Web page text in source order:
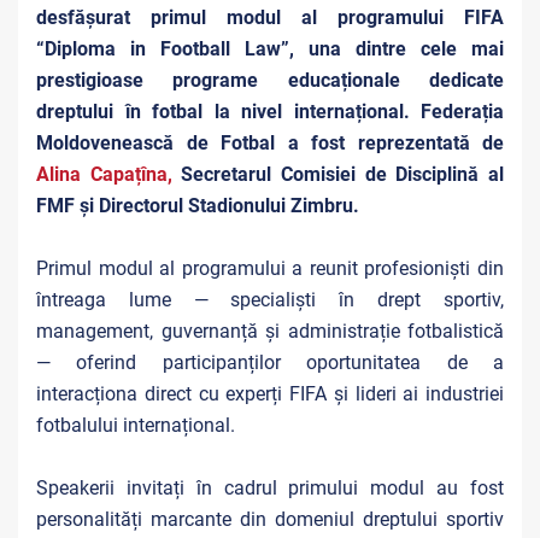
desfășurat primul modul al programului FIFA
“Diploma in Football Law”, una dintre cele mai
prestigioase programe educaționale dedicate
dreptului în fotbal la nivel internațional. Federația
Moldovenească de Fotbal a fost reprezentată de
Alina Capațîna, Secretarul Comisiei de Disciplină al
FMF și Directorul Stadionului Zimbru.
Primul modul al programului a reunit profesioniști din
întreaga lume — specialiști în drept sportiv,
management, guvernanță și administrație fotbalistică
— oferind participanților oportunitatea de a
interacționa direct cu experți FIFA și lideri ai industriei
fotbalului internațional.
Speakerii invitați în cadrul primului modul au fost
personalități marcante din domeniul dreptului sportiv